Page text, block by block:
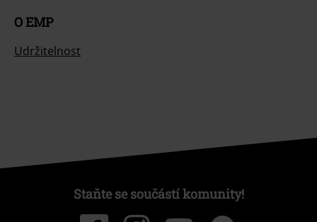
O EMP
Udržitelnost
Staňte se součástí komunity!